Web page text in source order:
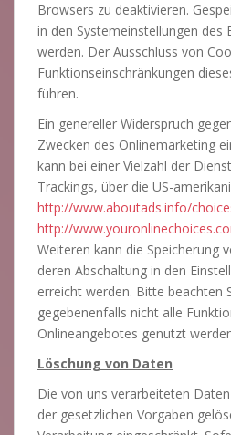
Browsers zu deaktivieren.
in den Systemeinstellungen des
werden. Der Ausschluss von
Funktionseinschränkungen
führen.
Ein genereller Widerspruch
Zwecken des Onlinemarketing
kann bei einer Vielzahl der
Trackings, über die US-
http://www.aboutads.info/
http://
Weiteren kann die Speicherung
deren Abschaltung in den
erreicht werden. Bitte beachten
gegebenenfalls nicht alle
Onlineangebotes genutzt
Löschung von Daten
Die von uns verarbeiteten
der gesetzlichen Vorgaben